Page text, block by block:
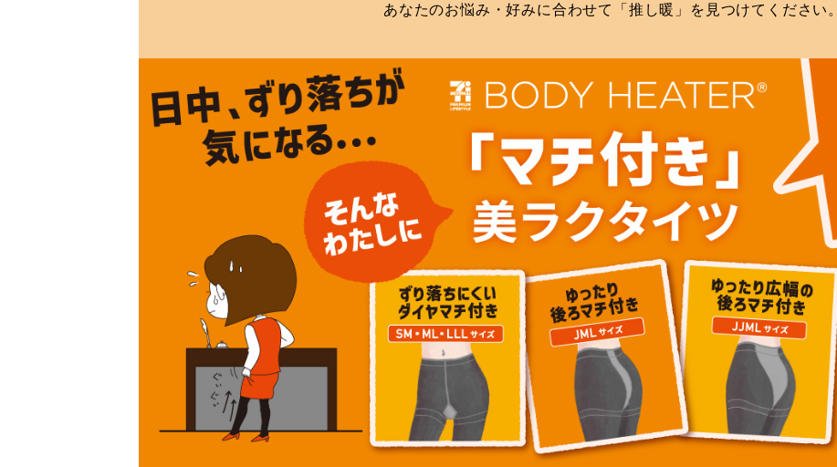
あなたのお悩み・好みに合わせて「推し暖」を見つけてください。